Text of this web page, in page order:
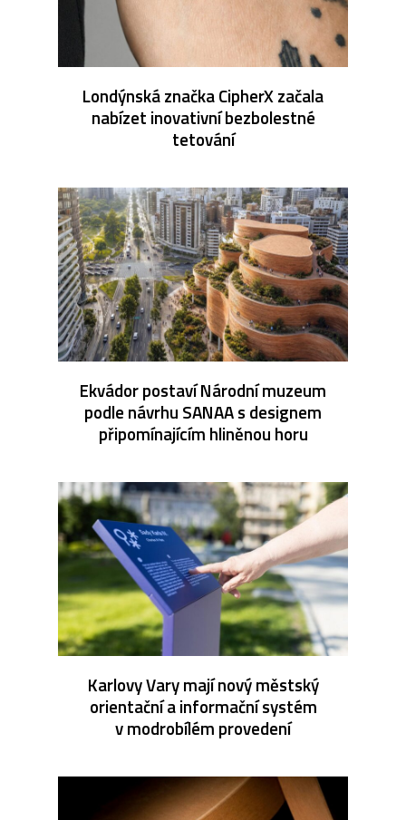
Londýnská značka CipherX začala
nabízet inovativní bezbolestné
tetování
Ekvádor postaví Národní muzeum
podle návrhu SANAA s designem
připomínajícím hliněnou horu
Karlovy Vary mají nový městský
orientační a informační systém
v modrobílém provedení